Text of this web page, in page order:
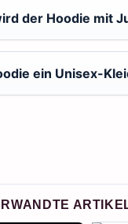
der Hoodie mit
ein Unisex-